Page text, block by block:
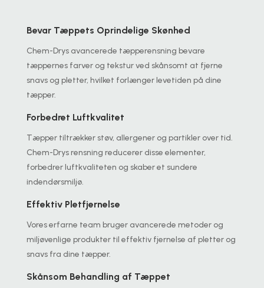
Bevar Tæppets Oprindelige Skønhed
Chem-Drys avancerede tæpperensning bevare
tæppernes farver og tekstur ved skånsomt at fjerne
snavs og pletter, hvilket forlænger levetiden på dine
tæpper.
Forbedret Luftkvalitet
Tæpper tiltrækker støv, allergener og partikler over tid.
Chem-Drys rensning reducerer disse elementer,
forbedrer luftkvaliteten og skaber et sundere
indendørsmiljø.
Effektiv Pletfjernelse
Vores erfarne team bruger avancerede metoder og
miljøvenlige produkter til effektiv fjernelse af pletter og
snavs fra dine tæpper.
Skånsom Behandling af Tæppet